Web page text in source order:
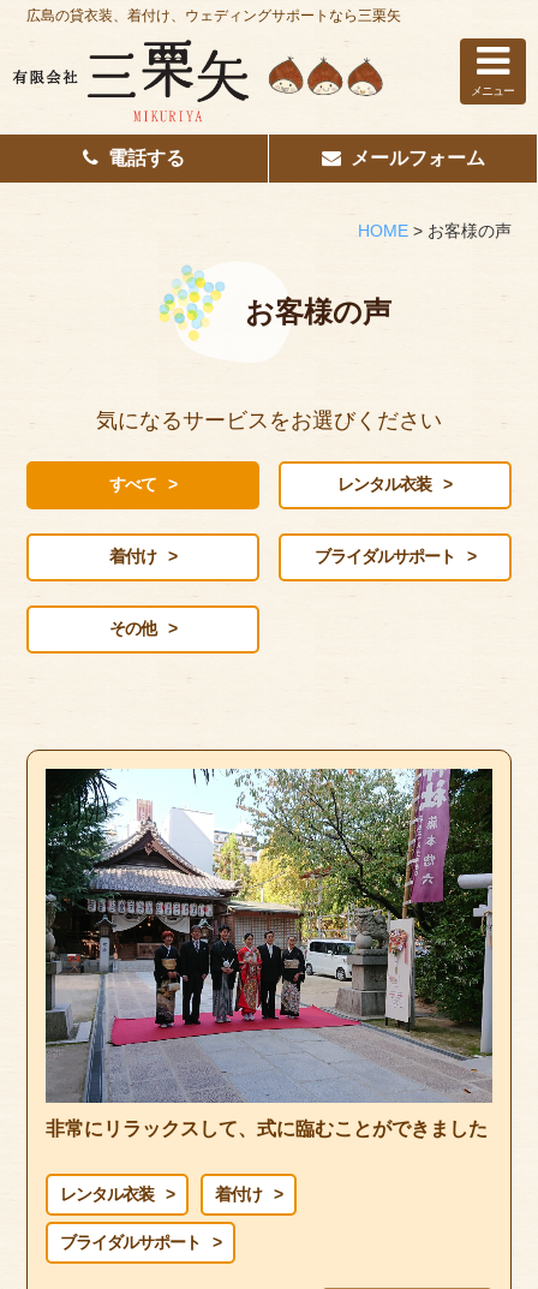
ホーム
はじめての方へ
その他サービス
サイズのはかり方
ご利用の流れ
今月のオススメ衣装
成人式特設ページ
お問い合わせ
お客様の声
プライバシーポリシー
サイトマップ
広島の貸衣装、着付け、ウェディングサポートなら三栗矢
メニュー
電話する メールフォーム
HOME> お客様の声
お客様の声
気になるサービスをお選びください
すべて レンタル衣装
着付け ブライダルサポート
その他
非常にリラックスして、式に臨むことができました
レンタル衣装 着付け
ブライダルサポート